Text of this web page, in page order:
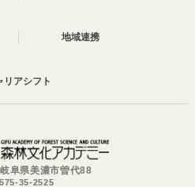
地域連携
リアシフト
阜県美濃市曽代88
35-2525